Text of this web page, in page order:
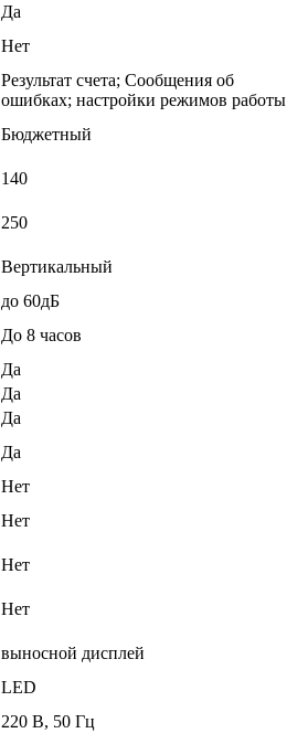
Да
Нет
Результат счета; Сообщения об
ошибках; настройки режимов работы
Бюджетный
140
250
Вертикальный
до 60дБ
До 8 часов
Да
Да
Да
Да
Нет
Нет
Нет
Нет
выносной дисплей
LED
220 В, 50 Гц